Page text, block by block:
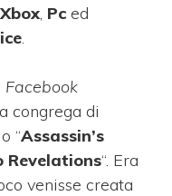
Xbox, Pc ed
.
Facebook
congrega di
“Assassin’s
Revelations“. Era
venisse creata